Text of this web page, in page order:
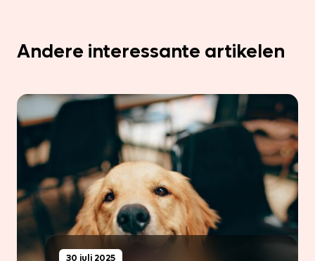
Andere interessante artikelen
30 juli 2025